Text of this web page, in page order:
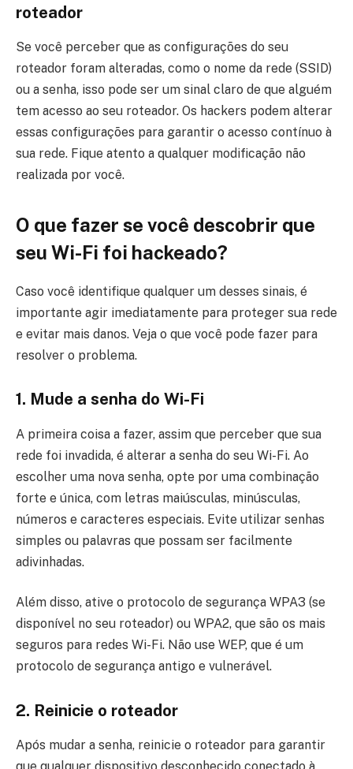
roteador
Se você perceber que as configurações do seu
roteador foram alteradas, como o nome da rede (SSID)
ou a senha, isso pode ser um sinal claro de que alguém
tem acesso ao seu roteador. Os hackers podem alterar
essas configurações para garantir o acesso contínuo à
sua rede. Fique atento a qualquer modificação não
realizada por você.
O que fazer se você descobrir que
seu Wi-Fi foi hackeado?
Caso você identifique qualquer um desses sinais, é
importante agir imediatamente para proteger sua rede
e evitar mais danos. Veja o que você pode fazer para
resolver o problema.
1. Mude a senha do Wi-Fi
A primeira coisa a fazer, assim que perceber que sua
rede foi invadida, é alterar a senha do seu Wi-Fi. Ao
escolher uma nova senha, opte por uma combinação
forte e única, com letras maiúsculas, minúsculas,
números e caracteres especiais. Evite utilizar senhas
simples ou palavras que possam ser facilmente
adivinhadas.
Além disso, ative o protocolo de segurança WPA3 (se
disponível no seu roteador) ou WPA2, que são os mais
seguros para redes Wi-Fi. Não use WEP, que é um
protocolo de segurança antigo e vulnerável.
2. Reinicie o roteador
Após mudar a senha, reinicie o roteador para garantir